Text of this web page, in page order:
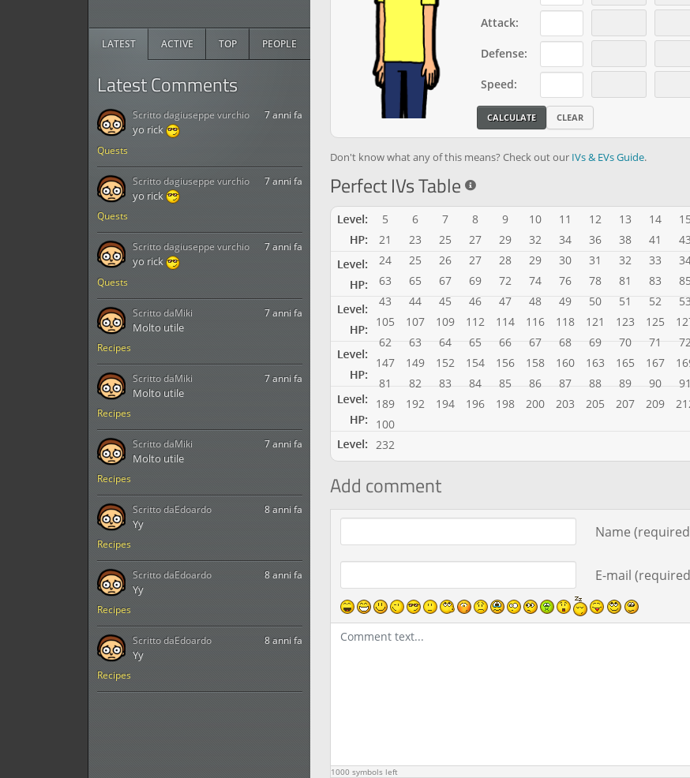
LATEST ACTIVE TOP PEOPLE
Latest Comments
Quests
7 anni fa
yo rick
Scritto dagiuseppe vurchio
Quests
7 anni fa
yo rick
Scritto dagiuseppe vurchio
Quests
7 anni fa
yo rick
Scritto dagiuseppe vurchio
Recipes
7 anni fa
Molto utile
Scritto daMiki
Recipes
7 anni fa
Molto utile
Scritto daMiki
Recipes
7 anni fa
Molto utile
Scritto daMiki
Recipes
8 anni fa
Yy
Scritto daEdoardo
Recipes
8 anni fa
Yy
Scritto daEdoardo
Recipes
8 anni fa
Yy
Scritto daEdoardo
Attack:
Defense:
Speed:
CALCULATE CLEAR
Don't know what any of this means? Check out our IVs & EVs Guide.
Perfect IVs Table
5
21
6
23
7
25
8
27
9
29
10
32
11
34
12
36
13
38
14
41
15
43
24
63
25
65
26
67
27
69
28
72
29
74
30
76
31
78
32
81
33
83
85
43
105
44
107
45
109
46
112
47
114
48
116
49
118
50
121
51
123
52
125
53
62
147
63
149
64
152
65
154
66
156
67
158
68
160
69
163
70
165
71
167
81
189
82
192
83
194
84
196
85
198
86
200
87
203
88
205
89
207
90
209
91
100
232
Add comment
Name
E-mail
Comment text
1000symbols left